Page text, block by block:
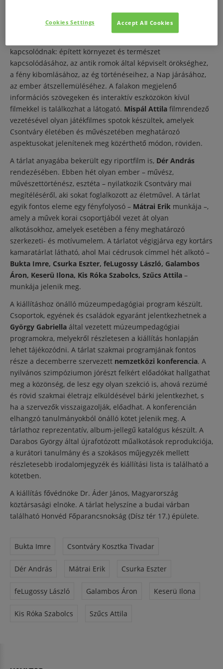
halad, hanem tematikus egységekből épül fel. Az egyes
kapcsolódnak: épített környezet és természet
kapcsolódásához, az antik romok által képviselt örökséghez,
a fény kibomlásához, az ég történéseihez, a Nap járásához,
az ember átszellemüléséhez. A falakon megjelenő
információs szövegeken és interaktív eszközökön kívül
filmekkel is találkozhat a látogató. Mispál Attila filmrendező
vezetésével olyan játékfilmes spotok készültek, amelyek
Csontváry életében és művészetében meghatározó
aspektusokat jelenítenek meg közérthető módon, röviden.
A tárlat anyagába bekerült egy riportfilm is, Dér András
rendezésében. Ebben hét olyan ember – művész,
művészettörténész, esztéta – nyilatkozik Csontváry mai
megítéléséről, aki sokat foglalkozott az életművel. A tárlat
egyik fontos eleme egy fényfolyosó – Mátrai Erik munkája –,
amely a művek korai csoportjából vezet át olyan
alkotásokhoz, amelyek esetében a fény meghatározó
szerkezeti- és motívumelem. A tárlatot végigjárva egy kortárs
kamaratárlat látható, ahol Mai cédrusok címmel hét alkotó –
Bukta Imre, Csurka Eszter, feLugossy László, Galambos
Áron, Keserü Ilona, Kis Róka Szabolcs, Szűcs Attila –
munkája jelenik meg.
A kiállításhoz önálló múzeumpedagógiai program készült.
Csoportok, egyének és családok egyaránt jelentkezhetnek a
György Gabriella által vezetett múzeumpedagógiai
programokra, melyekről részletesen a kiállítás honlapján
lehet tájékozódni. A tárlat szakmai programjának fontos
része a decemberre szervezett nemzetközi konferencia. A
nyilvános szimpóziumon jórészt felkért előadókat hallgathat
meg a közönség, de lesz egy olyan szekció is, ahová rezümé
és rövid szakmai életrajz elküldésével bárki jelentkezhet, s
ha a szervezők visszaigazolják, előadhat. A konferencián
elhangzó tanulmányokból önálló kötet jelenik meg. A
tárlathoz reprezentatív, album-jellegű katalógus készült. A
Darabos György által újrafotózott műalkotások reprodukciója,
a kurátori tanulmány és a szokásos műjegyzék mellett
részletesebb irodalomjegyzék és kiállítási lista is található a
kötetben.
A kiállítás fővédnöke Dr. Áder János, Magyarország
köztársasági elnöke. A tárlat helyszíne a budai várban
található Honvéd Főparancsnokság (Dísz tér 17.) épülete.
Bukta Imre Csontváry Kosztka Tivadar
Dér András Mátrai Erik Csurka Eszter
feLugossy László Galambos Áron Keserü Ilona
Kis Róka Szabolcs Szűcs Attila
Accept All Cookies
Cookies Settings